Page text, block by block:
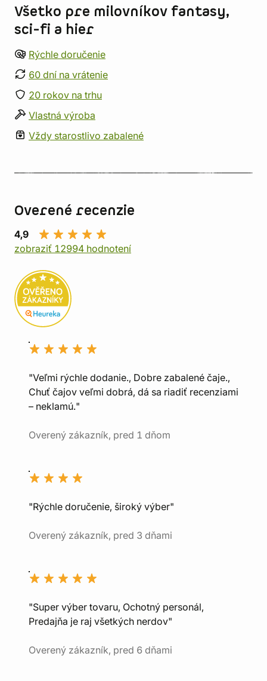
Všetko pre milovníkov fantasy,
sci-fi a hier
Rýchle doručenie
60 dní na vrátenie
20 rokov na trhu
Vlastná výroba
Vždy starostlivo zabalené
Overené recenzie
4,9
zobraziť 12994 hodnotení
"Veľmi rýchle dodanie., Dobre zabalené čaje.,
Chuť čajov veľmi dobrá, dá sa riadiť recenziami
– neklamú."
Overený zákazník, pred 1 dňom
"Rýchle doručenie, široký výber"
Overený zákazník, pred 3 dňami
"Super výber tovaru, Ochotný personál,
Predajňa je raj všetkých nerdov"
Overený zákazník, pred 6 dňami